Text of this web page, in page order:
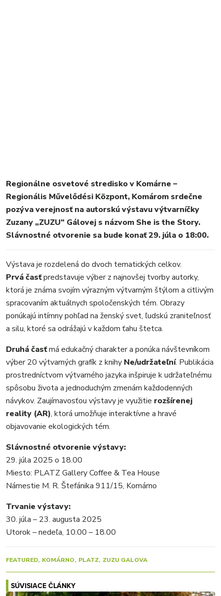
Regionálne osvetové stredisko v Komárne –
Regionális Művelődési Központ, Komárom srdečne
pozýva verejnosť na autorskú výstavu výtvarníčky
Zuzany „ZUZU“ Gálovej s názvom She is the Story.
Slávnostné otvorenie sa bude konať 29. júla o 18:00.
Výstava je rozdelená do dvoch tematických celkov.
Prvá časťpredstavuje výber z najnovšej tvorby autorky,
ktorá je známa svojím výrazným výtvarným štýlom a citlivým
spracovaním aktuálnych spoločenských tém. Obrazy
ponúkajú intímny pohľad na ženský svet, ľudskú zraniteľnosť
a silu, ktoré sa odrážajú v každom ťahu štetca.
Druhá časťmá edukačný charakter a ponúka návštevníkom
výber 20 výtvarných grafík z knihy Ne/udržateľní. Publikácia
prostredníctvom výtvarného jazyka inšpiruje k udržateľnému
spôsobu života a jednoduchým zmenám každodenných
návykov. Zaujímavosťou výstavy je využitie rozšírenej
reality (AR), ktorá umožňuje interaktívne a hravé
objavovanie ekologických tém.
Slávnostné otvorenie výstavy:
29. júla 2025 o 18.00
Miesto: PLATZ Gallery Coffee & Tea House
Námestie M. R. Štefánika 911/15, Komárno
Trvanie výstavy:
30. júla – 23. augusta 2025
Utorok – nedeľa, 10.00 – 18.00
FEATURED KOMÁRNO PLATZ ZUZU GALOVA
SÚVISIACE ČLÁNKY